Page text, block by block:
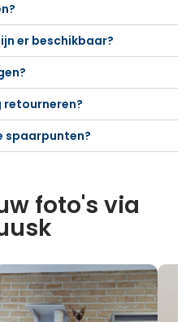
er beschikbaar?
retourneren?
spaarpunten?
foto's via